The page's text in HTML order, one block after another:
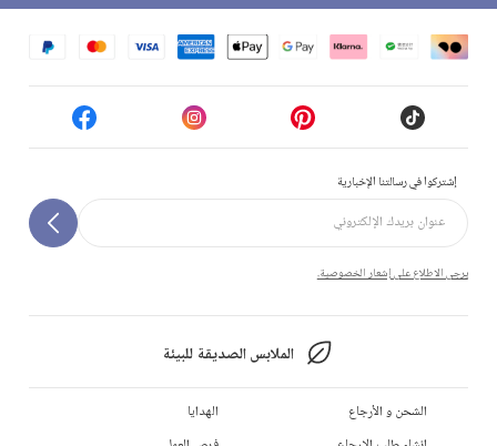
إشتركوا في رسالتنا الإخبارية
يرجى الاطلاع على إشعار الخصوصية.
الملابس الصديقة للبيئة
الشحن و الأرجاع
الهدايا